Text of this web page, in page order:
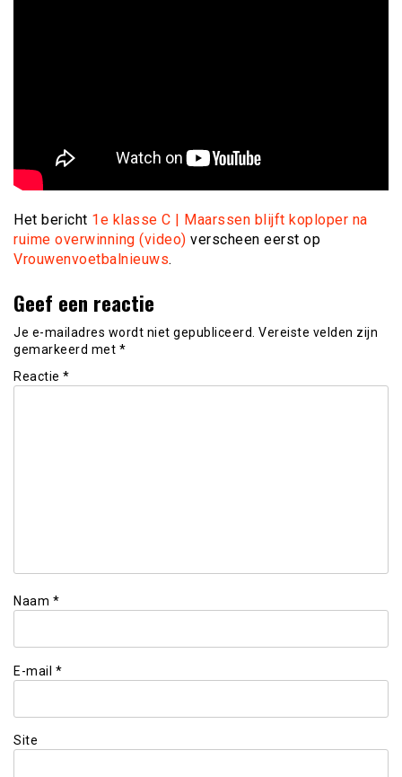
Het bericht 1e klasse C | Maarssen blijft koploper na
ruime overwinning (video) verscheen eerst op
Vrouwenvoetbalnieuws.
Geef een reactie
Je e-mailadres wordt niet gepubliceerd. Vereiste velden zijn
gemarkeerd met *
Reactie *
Naam *
E-mail *
Site